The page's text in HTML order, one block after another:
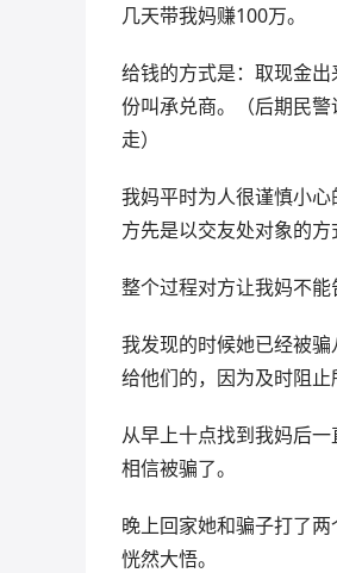
几天带我妈赚100万。
给钱的方式是：取现金
份叫承兑商。（后期民
走）
我妈平时为人很谨慎小
方先是以交友处对象的方
整个过程对方让我妈不能
我发现的时候她已经被
给他们的，因为及时阻止
从早上十点找到我妈后
相信被骗了。
晚上回家她和骗子打了
恍然大悟。